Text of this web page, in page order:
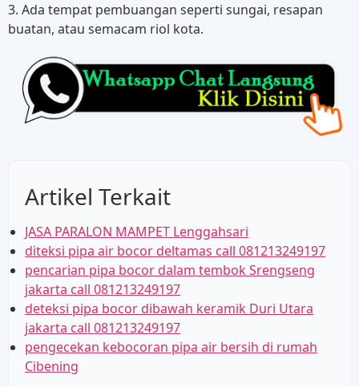
3. Ada tempat pembuangan seperti sungai, resapan
buatan, atau semacam riol kota.
Artikel Terkait
JASA PARALON MAMPET Lenggahsari
diteksi pipa air bocor deltamas call 081213249197
pencarian pipa bocor dalam tembok Srengseng
jakarta call 081213249197
deteksi pipa bocor dibawah keramik Duri Utara
jakarta call 081213249197
pengecekan kebocoran pipa air bersih di rumah
Cibening